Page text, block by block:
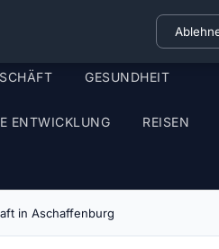
GESUNDHEIT
ENTWICKLUNG REISEN
in Aschaffenburg